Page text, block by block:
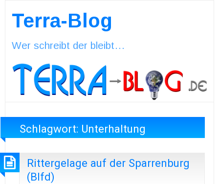
Terra-Blog
Wer schreibt der bleibt…
Schlagwort: Unterhaltung
Rittergelage auf der Sparrenburg
(Blfd)